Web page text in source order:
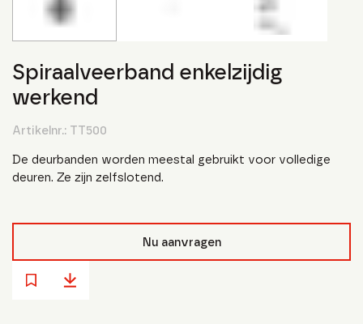
Spiraalveerband enkelzijdig
werkend
Artikelnr.: TT500
De deurbanden worden meestal gebruikt voor volledige
deuren. Ze zijn zelfslotend.
Nu aanvragen